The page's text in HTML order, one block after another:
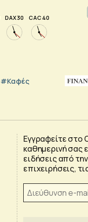
DAX 30 CAC 40
#καφές
Εγγραφείτε στο
καθημερινή σας
ειδήσεις από
επιχειρήσεις,